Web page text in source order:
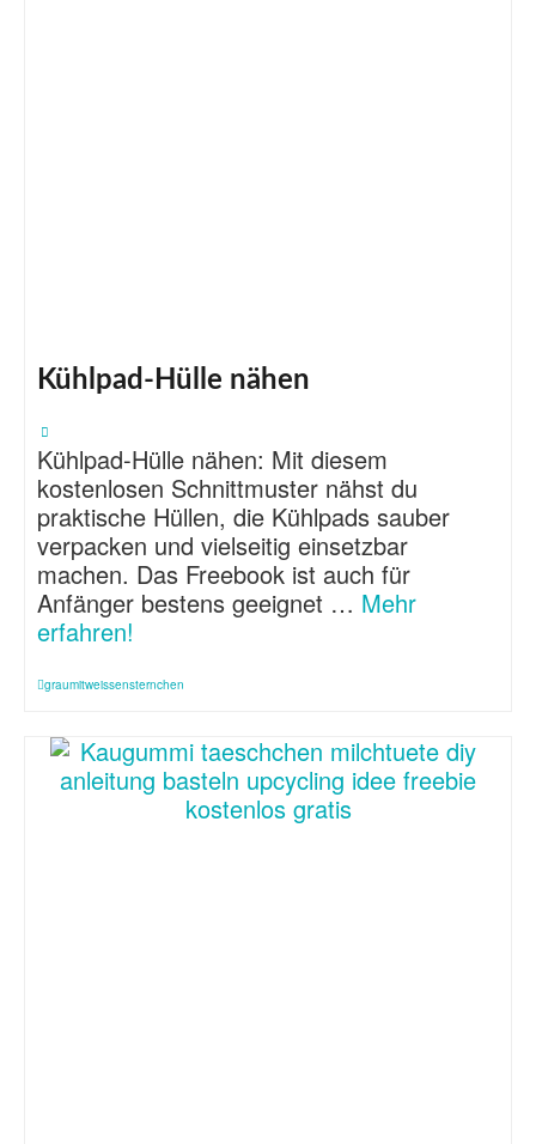
Kühlpad-Hülle nähen
Kühlpad-Hülle nähen: Mit diesem
kostenlosen Schnittmuster nähst du
praktische Hüllen, die Kühlpads sauber
verpacken und vielseitig einsetzbar
machen. Das Freebook ist auch für
Anfänger bestens geeignet … Mehr
erfahren!
graumitweissensternchen